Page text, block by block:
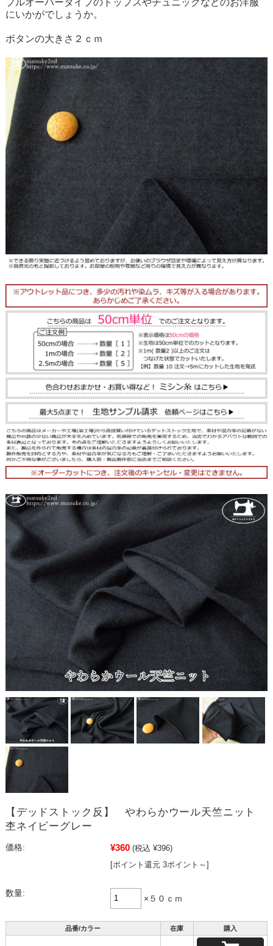
プルオーバータイプのトップスやチュニックなどのお洋服
にいかがでしょうか。
ボタンの大きさ２ｃｍ
【デッドストック反】 やわらかウール天竺ニット
杢ネイビーグレー
価格: ¥360 (税込 ¥396)
[ポイント還元 3ポイント～]
数量:
×５０ｃｍ
品番/カラー 在庫 購入